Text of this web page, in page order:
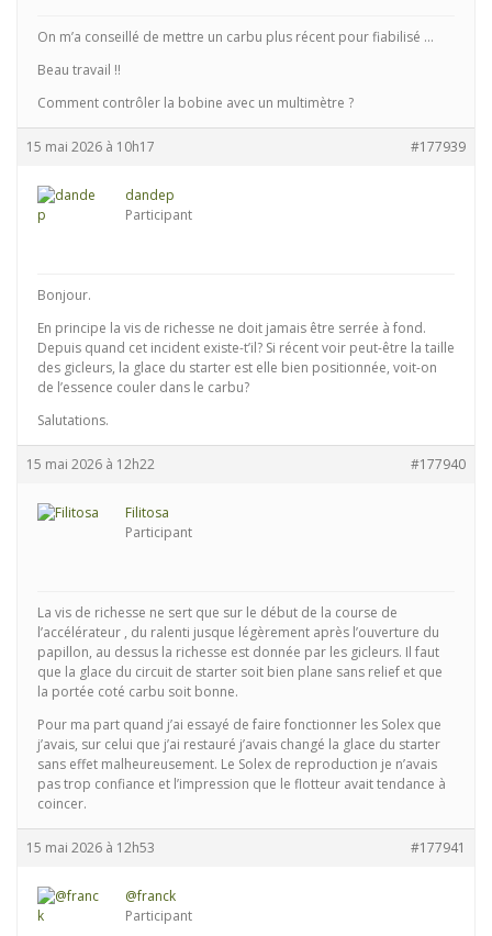
On m’a conseillé de mettre un carbu plus récent pour fiabilisé …
Beau travail !!
Comment contrôler la bobine avec un multimètre ?
15 mai 2026 à 10h17 #177939
dandep
Participant
Bonjour.
En principe la vis de richesse ne doit jamais être serrée à fond.
Depuis quand cet incident existe-t’il? Si récent voir peut-être la taille
des gicleurs, la glace du starter est elle bien positionnée, voit-on
de l’essence couler dans le carbu?
Salutations.
15 mai 2026 à 12h22 #177940
Filitosa
Participant
La vis de richesse ne sert que sur le début de la course de
l’accélérateur , du ralenti jusque légèrement après l’ouverture du
papillon, au dessus la richesse est donnée par les gicleurs. Il faut
que la glace du circuit de starter soit bien plane sans relief et que
la portée coté carbu soit bonne.
Pour ma part quand j’ai essayé de faire fonctionner les Solex que
j’avais, sur celui que j’ai restauré j’avais changé la glace du starter
sans effet malheureusement. Le Solex de reproduction je n’avais
pas trop confiance et l’impression que le flotteur avait tendance à
coincer.
15 mai 2026 à 12h53 #177941
@franck
Participant